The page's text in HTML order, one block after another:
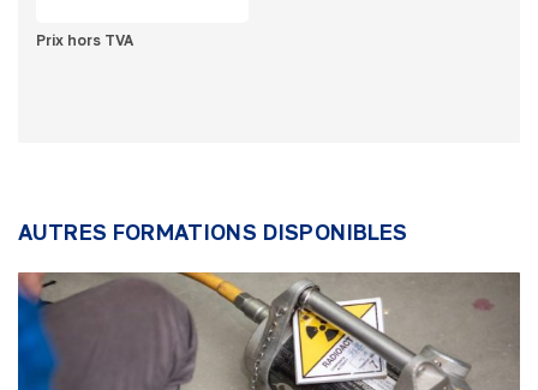
Prix hors TVA
AUTRES FORMATIONS DISPONIBLES